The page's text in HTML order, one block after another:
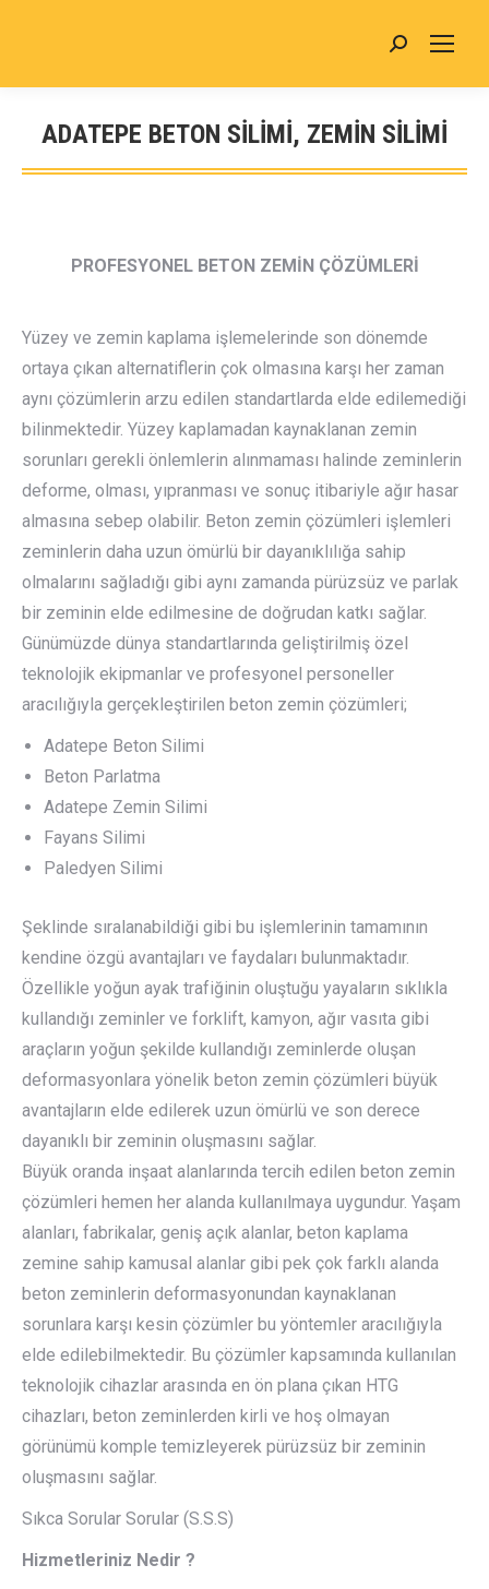
Search:
ADATEPE BETON SİLİMİ, ZEMİN SİLİMİ
You are here:
PROFESYONEL BETON ZEMİN ÇÖZÜMLERİ
Yüzey ve zemin kaplama işlemelerinde son dönemde
ortaya çıkan alternatiflerin çok olmasına karşı her zaman
aynı çözümlerin arzu edilen standartlarda elde edilemediği
bilinmektedir. Yüzey kaplamadan kaynaklanan zemin
sorunları gerekli önlemlerin alınmaması halinde zeminlerin
deforme, olması, yıpranması ve sonuç itibariyle ağır hasar
almasına sebep olabilir. Beton zemin çözümleri işlemleri
zeminlerin daha uzun ömürlü bir dayanıklılığa sahip
olmalarını sağladığı gibi aynı zamanda pürüzsüz ve parlak
bir zeminin elde edilmesine de doğrudan katkı sağlar.
Günümüzde dünya standartlarında geliştirilmiş özel
teknolojik ekipmanlar ve profesyonel personeller
aracılığıyla gerçekleştirilen beton zemin çözümleri;
Adatepe Beton Silimi
Beton Parlatma
Adatepe Zemin Silimi
Fayans Silimi
Paledyen Silimi
Şeklinde sıralanabildiği gibi bu işlemlerinin tamamının
kendine özgü avantajları ve faydaları bulunmaktadır.
Özellikle yoğun ayak trafiğinin oluştuğu yayaların sıklıkla
kullandığı zeminler ve forklift, kamyon, ağır vasıta gibi
araçların yoğun şekilde kullandığı zeminlerde oluşan
deformasyonlara yönelik beton zemin çözümleri büyük
avantajların elde edilerek uzun ömürlü ve son derece
dayanıklı bir zeminin oluşmasını sağlar.
Büyük oranda inşaat alanlarında tercih edilen beton zemin
çözümleri hemen her alanda kullanılmaya uygundur. Yaşam
alanları, fabrikalar, geniş açık alanlar, beton kaplama
zemine sahip kamusal alanlar gibi pek çok farklı alanda
beton zeminlerin deformasyonundan kaynaklanan
sorunlara karşı kesin çözümler bu yöntemler aracılığıyla
elde edilebilmektedir. Bu çözümler kapsamında kullanılan
teknolojik cihazlar arasında en ön plana çıkan HTG
cihazları, beton zeminlerden kirli ve hoş olmayan
görünümü komple temizleyerek pürüzsüz bir zeminin
oluşmasını sağlar.
Sıkca Sorular Sorular (S.S.S)
Hizmetleriniz Nedir ?